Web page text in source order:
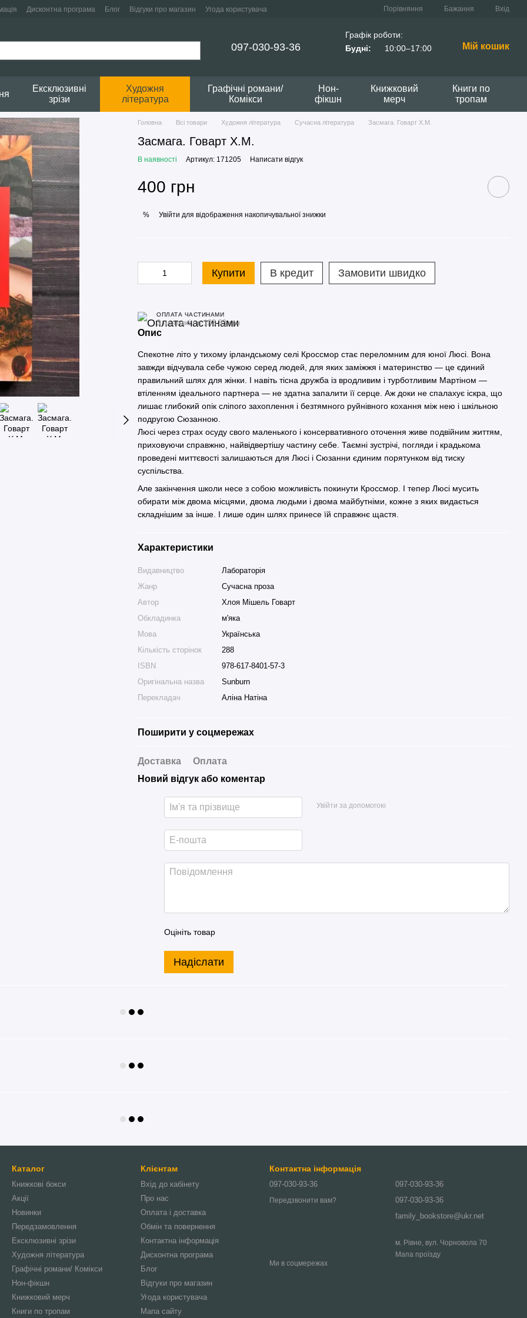
Дисконтна програма Блог Відгуки про магазин Угода користувача Порівняння Бажання Вхід
097-030-93-36
Графік роботи:
Будні:
10:00–17:00 Мій кошик
Ексклюзивні
зрізи
Художня
література
Графічні романи/
Комікси
Нон-
фікшн
Книжковий
мерч
Книги по
тропам
Головна Всі товари Художня література Сучасна література Засмага. Говарт Х.М.
Засмага. Говарт Х.М.
В наявності Артикул: 171205 Написати відгук
400 грн
% Увійти для відображення накопичувальної знижки
Купити В кредит Замовити швидко
ОПЛАТА ЧАСТИНАМИ
3 платежі по 133.33 грн
Опис
Спекотне літо у тихому ірландському селі Кроссмор стає переломним для юної Люсі. Вона
завжди відчувала себе чужою серед людей, для яких заміжжя і материнство — це єдиний
правильний шлях для жінки. І навіть тісна дружба із вродливим і турботливим Мартіном —
втіленням ідеального партнера — не здатна запалити її серце. Аж доки не спалахує іскра, що
лишає глибокий опік сліпого захоплення і безтямного руйнівного кохання між нею і шкільною
подругою Сюзанною.
Люсі через страх осуду свого маленького і консервативного оточення живе подвійним життям,
приховуючи справжню, найвідвертішу частину себе. Таємні зустрічі, погляди і крадькома
проведені миттєвості залишаються для Люсі і Сюзанни єдиним порятунком від тиску
суспільства.
Але закінчення школи несе з собою можливість покинути Кроссмор. І тепер Люсі мусить
обирати між двома місцями, двома людьми і двома майбутніми, кожне з яких видається
складнішим за інше. І лише один шлях принесе їй справжнє щастя.
Характеристики
Видавництво
Лабораторія
Жанр
Сучасна проза
Автор
Хлоя Мішель Говарт
Обкладинка
м'яка
Мова
Українська
Кількість сторінок
288
ISBN
978-617-8401-57-3
Оригінальна назва
Sunburn
Перекладач
Аліна Натіна
Поширити у соцмережах
Доставка
Оплата
Новий відгук або коментар
Увійти за допомогою
Оцініть товар
Надіслати
Каталог
Книжкові бокси
Акції
Новинки
Передзамовлення
Ексклюзивні зрізи
Художня література
Графічні романи/ Комікси
Нон-фікшн
Книжковий мерч
Книги по тропам
Клієнтам
Вхід до кабінету
Про нас
Оплата і доставка
Обмін та повернення
Контактна інформація
Дисконтна програма
Блог
Відгуки про магазин
Угода користувача
Мапа сайту
Контактна інформація
097-030-93-36
Передзвонити вам?
097-030-93-36
097-030-93-36
family_bookstore@ukr.net
м. Рівне, вул. Чорновола 70
Мапа проїзду
Ми в соцмережах